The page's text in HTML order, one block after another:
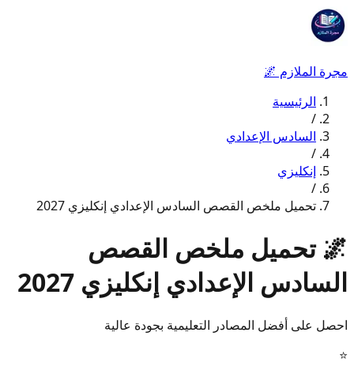
مجرة الملازم 🌌
الرئيسية
/
السادس الإعدادي
/
إنكليزي
/
تحميل ملخص القصص السادس الإعدادي إنكليزي 2027
🌌 تحميل ملخص القصص
السادس الإعدادي إنكليزي 2027
احصل على أفضل المصادر التعليمية بجودة عالية
⭐